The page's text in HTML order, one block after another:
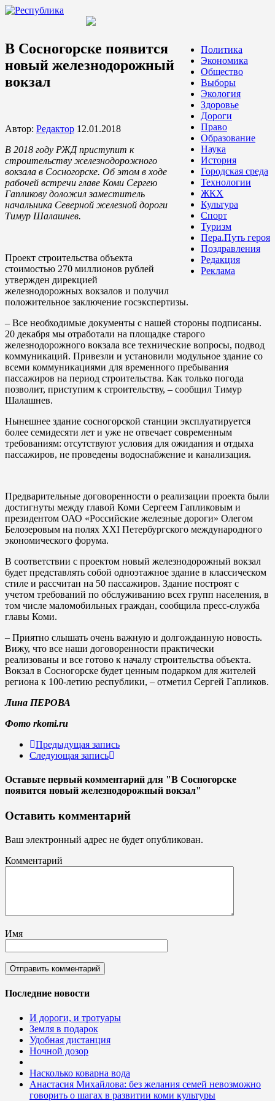
Политика
Экономика
Общество
Выборы
Экология
Здоровье
Дороги
Право
Образование
Наука
История
Городская среда
Технологии
ЖКХ
Культура
Спорт
Туризм
Пера.Путь героя
Поздравления
Редакция
Реклама
В Сосногорске появится
новый железнодорожный
вокзал
Автор: Редактор 12.01.2018
В 2018 году РЖД приступит к
строительству железнодорожного
вокзала в Сосногорске. Об этом в ходе
рабочей встречи главе Коми Сергею
Гапликову доложил заместитель
начальника Северной железной дороги
Тимур Шалашнев.
Проект строительства объекта
стоимостью 270 миллионов рублей
утвержден дирекцией
железнодорожных вокзалов и получил
положительное заключение госэкспертизы.
– Все необходимые документы с нашей стороны подписаны.
20 декабря мы отработали на площадке старого
железнодорожного вокзала все технические вопросы, подвод
коммуникаций. Привезли и установили модульное здание со
всеми коммуникациями для временного пребывания
пассажиров на период строительства. Как только погода
позволит, приступим к строительству, – сообщил Тимур
Шалашнев.
Нынешнее здание сосногорской станции эксплуатируется
более семидесяти лет и уже не отвечает современным
требованиям: отсутствуют условия для ожидания и отдыха
пассажиров, не проведены водоснабжение и канализация.
Предварительные договоренности о реализации проекта были
достигнуты между главой Коми Сергеем Гапликовым и
президентом ОАО «Российские железные дороги» Олегом
Белозеровым на полях XXI Петербургского международного
экономического форума.
В соответствии с проектом новый железнодорожный вокзал
будет представлять собой одноэтажное здание в классическом
стиле и рассчитан на 50 пассажиров. Здание построят с
учетом требований по обслуживанию всех групп населения, в
том числе маломобильных граждан, сообщила пресс-служба
главы Коми.
– Приятно слышать очень важную и долгожданную новость.
Вижу, что все наши договоренности практически
реализованы и все готово к началу строительства объекта.
Вокзал в Сосногорске будет ценным подарком для жителей
региона к 100-летию республики, – отметил Сергей Гапликов.
Лина ПЕРОВА
Фото rkomi.ru
Предыдущая запись
Следующая запись
Оставьте первый комментарий для "В Сосногорске
появится новый железнодорожный вокзал"
Оставить комментарий
Ваш электронный адрес не будет опубликован.
Комментарий
Имя
Последние новости
И дороги, и тротуары
Земля в подарок
Удобная дистанция
Ночной дозор
Насколько коварна вода
Анастасия Михайлова: без желания семей невозможно
говорить о шагах в развитии коми культуры